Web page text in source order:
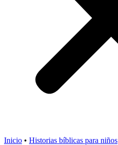
Inicio • Historias bíblicas para niños